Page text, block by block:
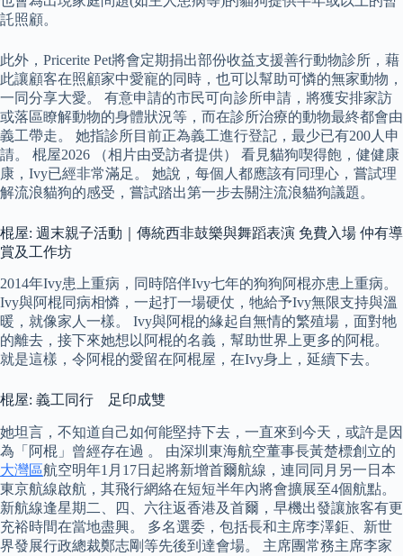
託照顧。
此外，Pricerite Pet將會定期捐出部份收益支援善行動物診所，藉
此讓顧客在照顧家中愛寵的同時，也可以幫助可憐的無家動物，
一同分享大愛。 有意申請的市民可向診所申請，將獲安排家訪
或落區瞭解動物的身體狀況等，而在診所治療的動物最終都會由
義工帶走。 她指診所目前正為義工進行登記，最少已有200人申
請。 棍屋2026 （相片由受訪者提供） 看見貓狗喫得飽，健健康
康，Ivy已經非常滿足。 她說，每個人都應該有同理心，嘗試理
解流浪貓狗的感受，嘗試踏出第一步去關注流浪貓狗議題。
棍屋: 週末親子活動｜傳統西非鼓樂與舞蹈表演 免費入場 仲有導
賞及工作坊
2014年Ivy患上重病，同時陪伴Ivy七年的狗狗阿棍亦患上重病。
Ivy與阿棍同病相憐，一起打一場硬仗，牠給予Ivy無限支持與溫
暖，就像家人一樣。 Ivy與阿棍的緣起自無情的繁殖場，面對牠
的離去，接下來她想以阿棍的名義，幫助世界上更多的阿棍。
就是這樣，令阿棍的愛留在阿棍屋，在Ivy身上，延續下去。
棍屋: 義工同行 足印成雙
她坦言，不知道自己如何能堅持下去，一直來到今天，或許是因
為「阿棍」曾經存在過 。 由深圳東海航空董事長黃楚標創立的
大灣區航空明年1月17日起將新增首爾航線，連同同月另一日本
東京航線啟航，其飛行網絡在短短半年內將會擴展至4個航點。
新航線逢星期二、四、六往返香港及首爾，早機出發讓旅客有更
充裕時間在當地盡興。 多名選委，包括長和主席李澤鉅、新世
界發展行政總裁鄭志剛等先後到達會場。 主席團常務主席李家